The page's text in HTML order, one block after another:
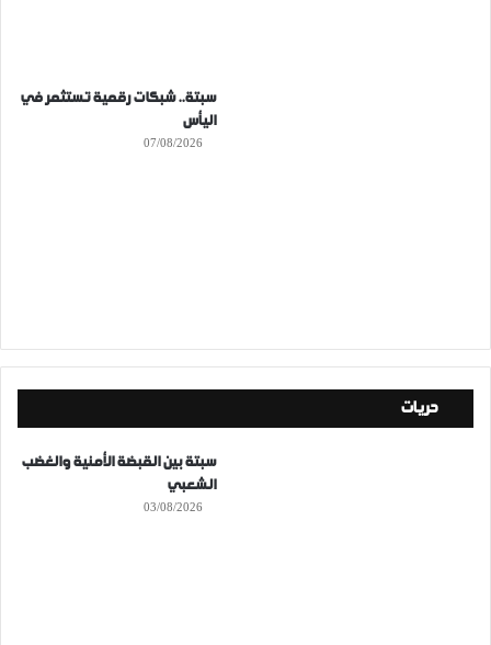
سبتة.. شبكات رقمية تستثمر في
اليأس
07/08/2026
حريات
سبتة بين القبضة الأمنية والغضب
الشعبي
03/08/2026